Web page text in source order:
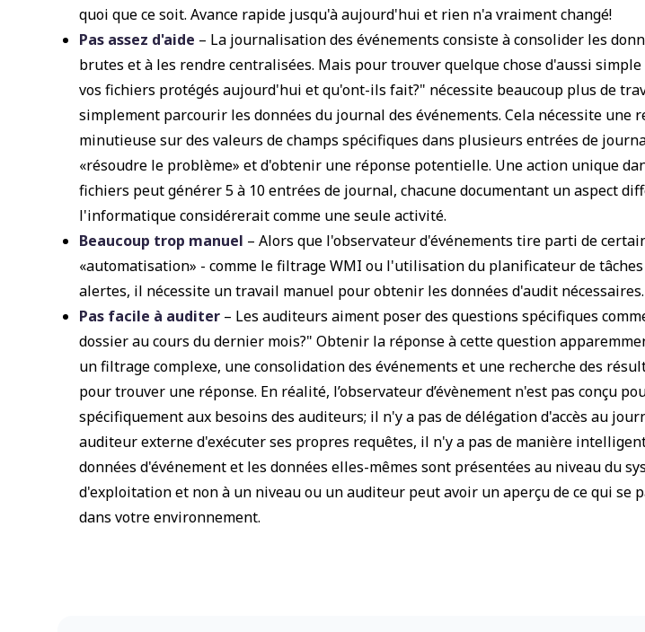
quoi que ce soit. Avance rapide jusqu'à aujourd'hui et rien n'a vraiment changé!
Pas assez d'aide – La journalisation des événements consiste à consolider les
brutes et à les rendre centralisées. Mais pour trouver quelque chose d'aussi simple
vos fichiers protégés aujourd'hui et qu'ont-ils fait?" nécessite beaucoup plus de
simplement parcourir les données du journal des événements. Cela nécessite une
minutieuse sur des valeurs de champs spécifiques dans plusieurs entrées de
«résoudre le problème» et d'obtenir une réponse potentielle. Une action unique
fichiers peut générer 5 à 10 entrées de journal, chacune documentant un aspect
l'informatique considérerait comme une seule activité.
Beaucoup trop manuel – Alors que l'observateur d'événements tire parti de
«automatisation» - comme le filtrage WMI ou l'utilisation du planificateur de
alertes, il nécessite un travail manuel pour obtenir les données d'audit nécessaires.
Pas facile à auditer – Les auditeurs aiment poser des questions spécifiques
dossier au cours du dernier mois?" Obtenir la réponse à cette question
un filtrage complexe, une consolidation des événements et une recherche des
pour trouver une réponse. En réalité, l’observateur d’évènement n'est pas conçu
spécifiquement aux besoins des auditeurs; il n'y a pas de délégation d'accès au
auditeur externe d'exécuter ses propres requêtes, il n'y a pas de manière
données d'événement et les données elles-mêmes sont présentées au niveau du
d'exploitation et non à un niveau ou un auditeur peut avoir un aperçu de ce qui se
dans votre environnement.